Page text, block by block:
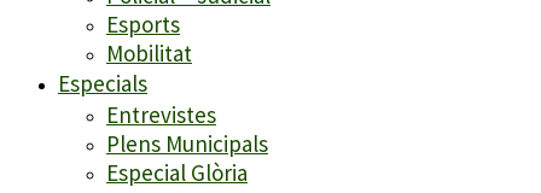
Esports
Mobilitat
Especials
Entrevistes
Plens Municipals
Especial Glòria